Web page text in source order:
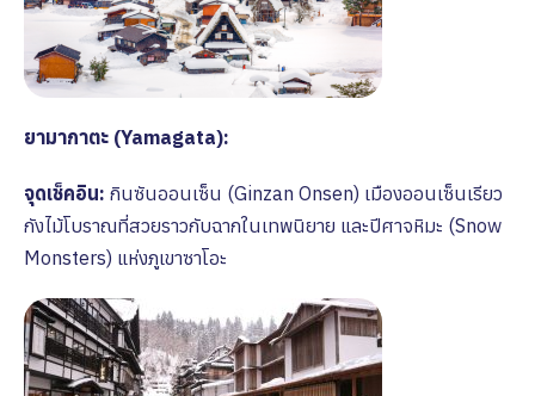
ยามากาตะ (Yamagata):
จุดเช็คอิน: กินซันออนเซ็น (Ginzan Onsen) เมืองออนเซ็นเรียว
กังไม้โบราณที่สวยราวกับฉากในเทพนิยาย และปีศาจหิมะ (Snow
Monsters) แห่งภูเขาซาโอะ